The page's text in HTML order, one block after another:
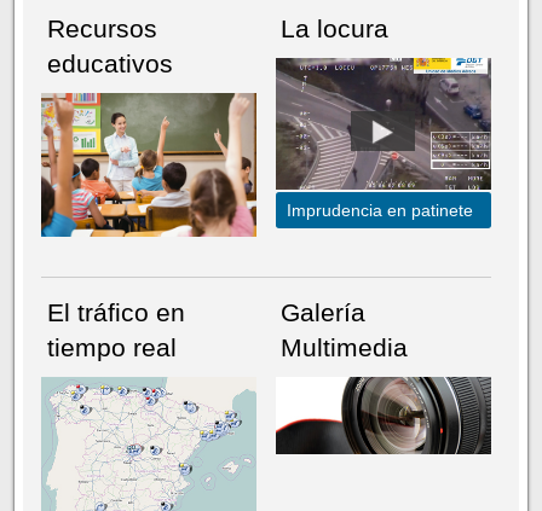
NÚMERO ACTUALHEMEROTECA
Recursos
educativos
La locura
Imprudencia en patinete
El tráfico en
tiempo real
Galería
Multimedia